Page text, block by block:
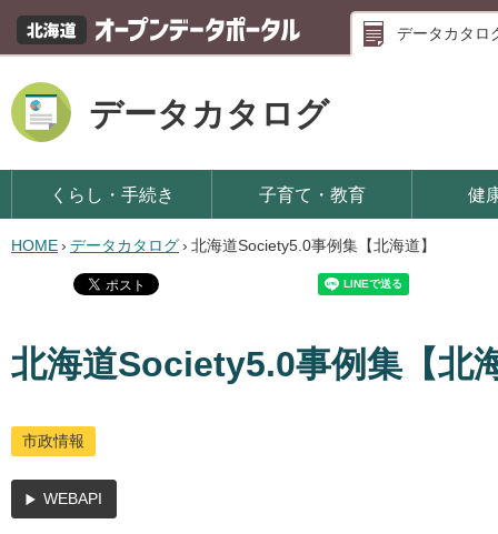
データカタロ
データカタログ
くらし・手続き 子育て・教育 健
HOME› データカタログ› 北海道Society5.0事例集【北海道】
北海道Society5.0事例集【北
市政情報
WEBAPI